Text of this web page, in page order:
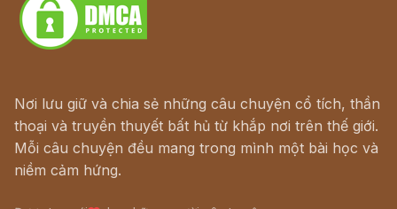
Nơi lưu giữ và chia sẻ những câu chuyện cổ tích, thần
thoại và truyền thuyết bất hủ từ khắp nơi trên thế giới.
Mỗi câu chuyện đều mang trong mình một bài học và
niềm cảm hứng.